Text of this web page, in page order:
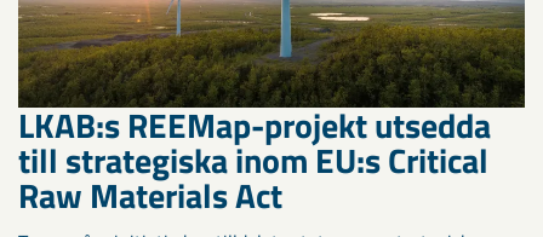
LKAB:s REEMap-projekt utsedda
till strategiska inom EU:s Critical
Raw Materials Act